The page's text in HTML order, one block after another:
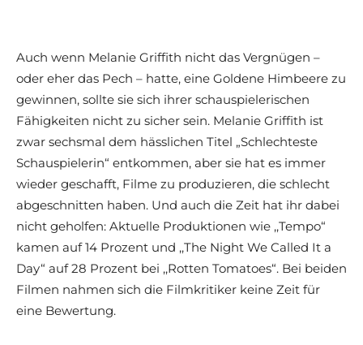
Auch wenn Melanie Griffith nicht das Vergnügen –
oder eher das Pech – hatte, eine Goldene Himbeere zu
gewinnen, sollte sie sich ihrer schauspielerischen
Fähigkeiten nicht zu sicher sein. Melanie Griffith ist
zwar sechsmal dem hässlichen Titel „Schlechteste
Schauspielerin“ entkommen, aber sie hat es immer
wieder geschafft, Filme zu produzieren, die schlecht
abgeschnitten haben. Und auch die Zeit hat ihr dabei
nicht geholfen: Aktuelle Produktionen wie ,,Tempo“
kamen auf 14 Prozent und ,,The Night We Called It a
Day“ auf 28 Prozent bei ,,Rotten Tomatoes“. Bei beiden
Filmen nahmen sich die Filmkritiker keine Zeit für
eine Bewertung.